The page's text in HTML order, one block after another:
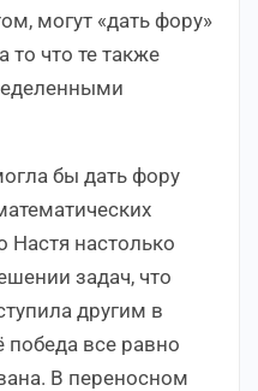
могут «дать фору»
то что те также
бы дать фору
Настя настолько
задач, что
другим в
победа все равно
В переносном